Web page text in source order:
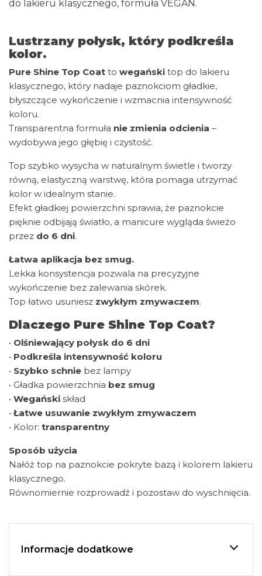
do lakieru klasycznego, formuła VEGAN.
Lustrzany połysk, który podkreśla
kolor.
Pure Shine Top Coat to wegański top do lakieru
klasycznego, który nadaje paznokciom gładkie,
błyszczące wykończenie i wzmacnia intensywność
koloru.
Transparentna formuła nie zmienia odcienia –
wydobywa jego głębię i czystość.
Top szybko wysycha w naturalnym świetle i tworzy
równą, elastyczną warstwę, która pomaga utrzymać
kolor w idealnym stanie.
Efekt gładkiej powierzchni sprawia, że paznokcie
pięknie odbijają światło, a manicure wygląda świeżo
przez do 6 dni.
Łatwa aplikacja bez smug.
Lekka konsystencja pozwala na precyzyjne
wykończenie bez zalewania skórek.
Top łatwo usuniesz zwykłym zmywaczem.
Dlaczego Pure Shine Top Coat?
• Olśniewający połysk do 6 dni
• Podkreśla intensywność koloru
• Szybko schnie bez lampy
• Gładka powierzchnia bez smug
• Wegański skład
• Łatwe usuwanie zwykłym zmywaczem
• Kolor: transparentny
Sposób użycia
Nałóż top na paznokcie pokryte bazą i kolorem lakieru
klasycznego.
Równomiernie rozprowadź i pozostaw do wyschnięcia.
Informacje dodatkowe